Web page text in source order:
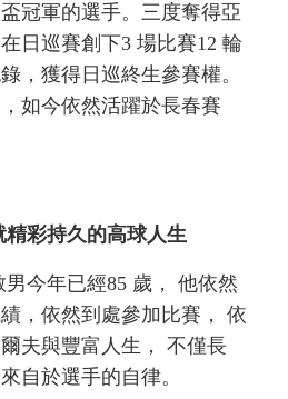
冠軍的選手。三度奪得亞
日巡賽創下3 場比賽12 輪
，獲得日巡終生參賽權。
如今依然活躍於長春賽
彩持久的高球人生
今年已經85 歲， 他依然
，依然到處參加比賽， 依
夫與豐富人生， 不僅長
自於選手的自律。